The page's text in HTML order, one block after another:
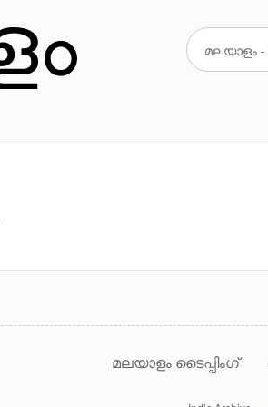
മലയാളം ടൈപ്പിംഗ്